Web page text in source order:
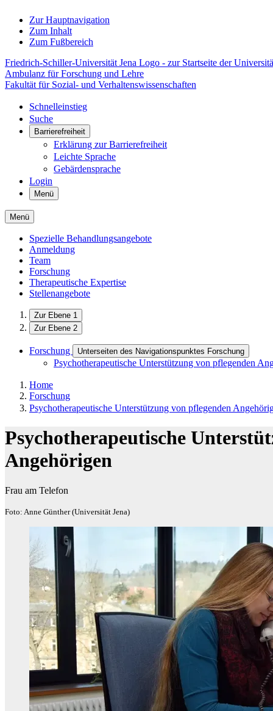
Zur Hauptnavigation
Zum Inhalt
Zum Fußbereich
Friedrich-Schiller-Universität Jena Logo - zur Startseite der
Ambulanz für Forschung und Lehre
Fakultät für Sozial- und Verhaltenswissenschaften
Schnelleinstieg
Suche
Barrierefreiheit
Erklärung zur Barrierefreiheit
Leichte Sprache
Gebärdensprache
Login
Menü
Menü
Spezielle Behandlungsangebote
Anmeldung
Team
Forschung
Therapeutische Expertise
Stellenangebote
Zur Ebene 1
Zur Ebene 2
Forschung Unterseiten des Navigationspunktes Forschung
Psychotherapeutische Unterstützung von pflegenden
Home
Forschung
Psychotherapeutische Unterstützung von pflegenden
Psychotherapeutische
Angehörigen
Frau am Telefon
Foto: Anne Günther (Universität Jena)